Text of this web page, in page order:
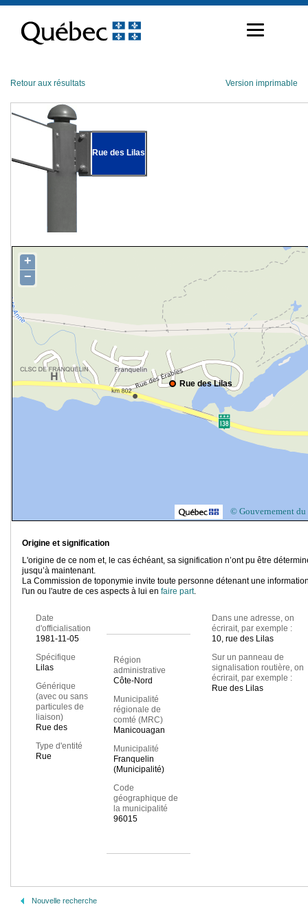
contenu
Retour aux résultats Version imprimable
Rue des Lilas
Rue des Lilas
+
−
© Gouvernement du
Origine et signification
L'origine de ce nom et, le cas échéant, sa signification n’ont pu être
jusqu’à maintenant.
La Commission de toponymie invite toute personne détenant une
l'un ou l'autre de ces aspects à lui en faire part.
Date
d'officialisation
1981-11-05
Spécifique
Lilas
Générique
(avec ou sans
particules de
liaison)
Rue des
Type d'entité
Rue
Région
administrative
Côte-Nord
Municipalité
régionale de
comté (MRC)
Manicouagan
Municipalité
Franquelin
(Municipalité)
Code
géographique de
la municipalité
96015
Dans une adresse, on
écrirait, par exemple :
10, rue des Lilas
Sur un panneau de
signalisation routière, on
écrirait, par exemple :
Rue des Lilas
Nouvelle recherche